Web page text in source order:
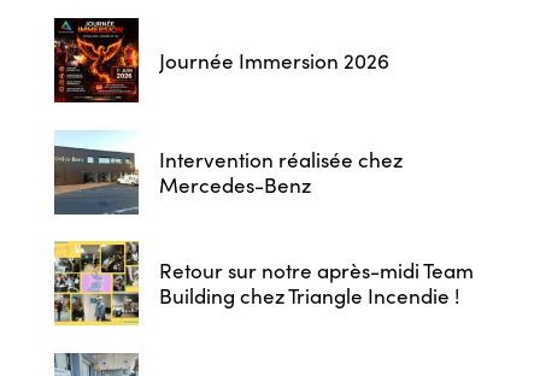
Journée Immersion 2026
Intervention réalisée chez
Mercedes-Benz
Retour sur notre après-midi Team
Building chez Triangle Incendie !